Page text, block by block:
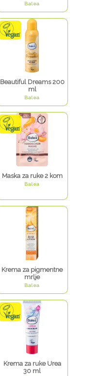
Balea
Beautiful Dreams 200
ml
Balea
Maska za ruke 2 kom
Balea
Krema za pigmentne
mrlje
Balea
Krema za ruke Urea
30 ml